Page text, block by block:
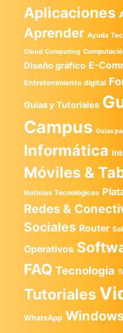
Aplicaciones
Aprender Ayuda
Cloud Computing
Diseño gráfico E-
Entretenimiento digital
Guias y Tutoriales
Campus Guías
Informática
Móviles &
Noticias Tecnológicas
Redes &
Sociales Router
Operativos
FAQ Tecnología
Tutoriales
WhatsApp